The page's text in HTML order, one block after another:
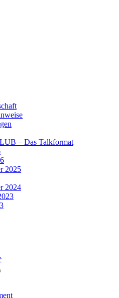
– Das Talkformat
2025
2024